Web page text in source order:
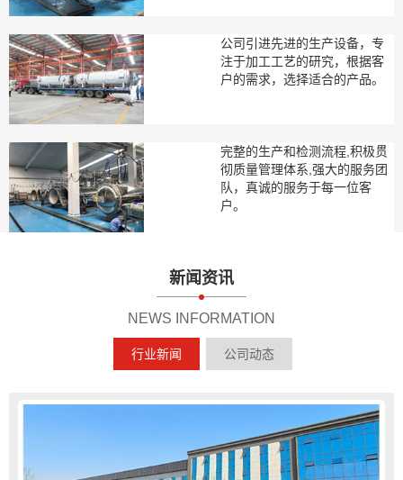
公司引进先进的生产设备，专
注于加工工艺的研究，根据客
户的需求，选择适合的产品。
完整的生产和检测流程,积极贯
彻质量管理体系,强大的服务团
队，真诚的服务于每一位客
户。
新闻资讯
NEWS INFORMATION
行业新闻 公司动态